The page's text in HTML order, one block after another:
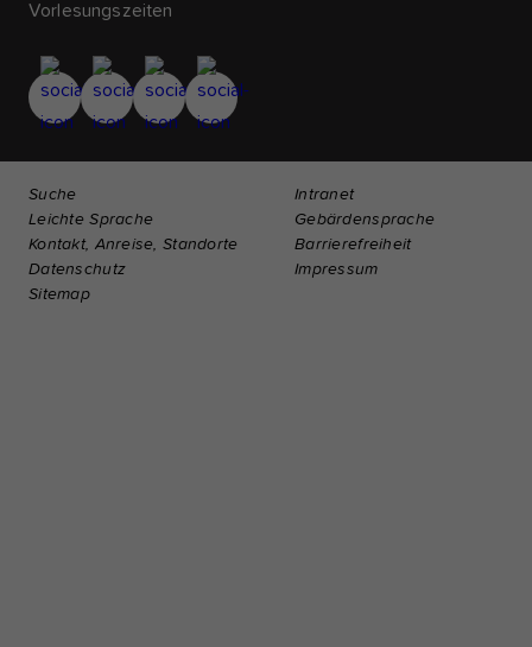
Vorlesungszeiten
Suche
Intranet
Leichte Sprache
Gebärdensprache
Kontakt, Anreise, Standorte
Barrierefreiheit
Datenschutz
Impressum
Sitemap